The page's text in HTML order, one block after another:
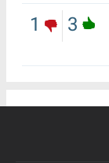
3
1